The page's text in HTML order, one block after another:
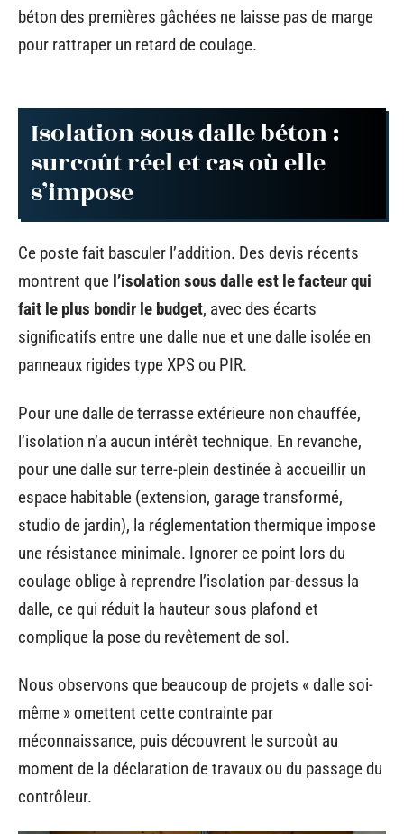
béton des premières gâchées ne laisse pas de marge
pour rattraper un retard de coulage.
Isolation sous dalle béton :
surcoût réel et cas où elle
s’impose
Ce poste fait basculer l’addition. Des devis récents
montrent que l’isolation sous dalle est le facteur qui
fait le plus bondir le budget, avec des écarts
significatifs entre une dalle nue et une dalle isolée en
panneaux rigides type XPS ou PIR.
Pour une dalle de terrasse extérieure non chauffée,
l’isolation n’a aucun intérêt technique. En revanche,
pour une dalle sur terre-plein destinée à accueillir un
espace habitable (extension, garage transformé,
studio de jardin), la réglementation thermique impose
une résistance minimale. Ignorer ce point lors du
coulage oblige à reprendre l’isolation par-dessus la
dalle, ce qui réduit la hauteur sous plafond et
complique la pose du revêtement de sol.
Nous observons que beaucoup de projets « dalle soi-
même » omettent cette contrainte par
méconnaissance, puis découvrent le surcoût au
moment de la déclaration de travaux ou du passage du
contrôleur.